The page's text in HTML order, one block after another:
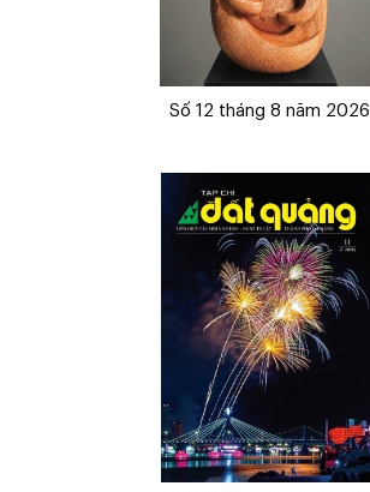
Số 12 tháng 8 năm 2026